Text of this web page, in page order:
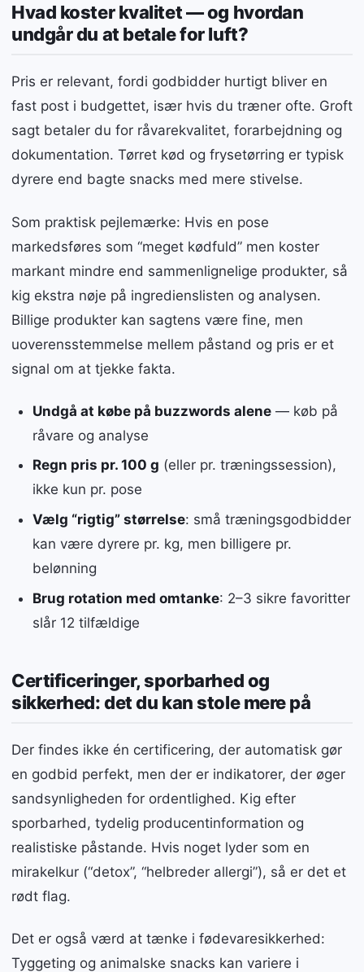
Hvad koster kvalitet — og hvordan
undgår du at betale for luft?
Pris er relevant, fordi godbidder hurtigt bliver en
fast post i budgettet, især hvis du træner ofte. Groft
sagt betaler du for råvarekvalitet, forarbejdning og
dokumentation. Tørret kød og frysetørring er typisk
dyrere end bagte snacks med mere stivelse.
Som praktisk pejlemærke: Hvis en pose
markedsføres som “meget kødfuld” men koster
markant mindre end sammenlignelige produkter, så
kig ekstra nøje på ingredienslisten og analysen.
Billige produkter kan sagtens være fine, men
uoverensstemmelse mellem påstand og pris er et
signal om at tjekke fakta.
Undgå at købe på buzzwords alene— køb på
råvare og analyse
Regn pris pr. 100 g (eller pr. træningssession),
ikke kun pr. pose
Vælg “rigtig” størrelse: små træningsgodbidder
kan være dyrere pr. kg, men billigere pr.
belønning
Brug rotation med omtanke: 2–3 sikre favoritter
slår 12 tilfældige
Certificeringer, sporbarhed og
sikkerhed: det du kan stole mere på
Der findes ikke én certificering, der automatisk gør
en godbid perfekt, men der er indikatorer, der øger
sandsynligheden for ordentlighed. Kig efter
sporbarhed, tydelig producentinformation og
realistiske påstande. Hvis noget lyder som en
mirakelkur (“detox”, “helbreder allergi”), så er det et
rødt flag.
Det er også værd at tænke i fødevaresikkerhed:
Tyggeting og animalske snacks kan variere i